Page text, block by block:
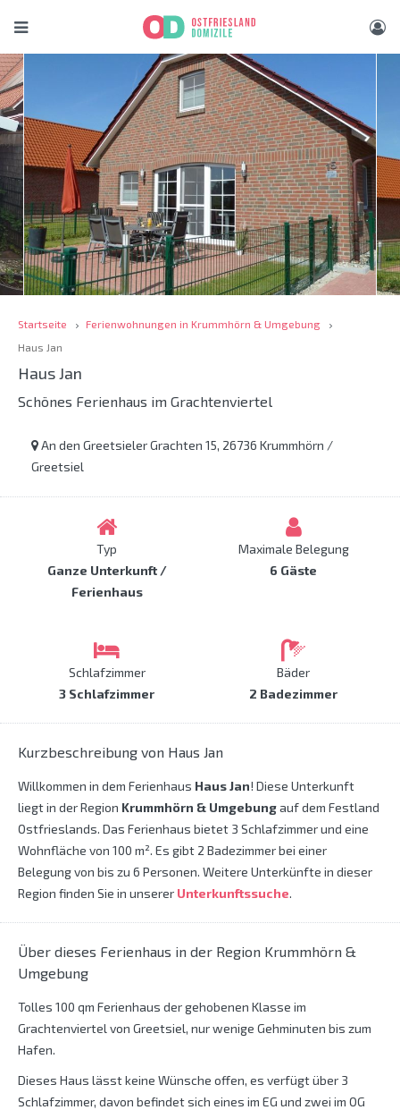
Startseite
Ferienwohnungen in Krummhörn & Umgebung
Haus Jan
Haus Jan
Schönes Ferienhaus im Grachtenviertel
An den Greetsieler Grachten 15, 26736 Krummhörn /
Greetsiel
Typ
Ganze Unterkunft /
Ferienhaus
Maximale Belegung
6 Gäste
Schlafzimmer
3 Schlafzimmer
Bäder
2 Badezimmer
Kurzbeschreibung von Haus Jan
Willkommen in dem Ferienhaus Haus Jan! Diese Unterkunft
liegt in der Region Krummhörn & Umgebungauf dem Festland
Ostfrieslands. Das Ferienhaus bietet 3 Schlafzimmer und eine
Wohnfläche von 100 m². Es gibt 2 Badezimmer bei einer
Belegung von bis zu 6 Personen. Weitere Unterkünfte in dieser
Region finden Sie in unserer Unterkunftssuche.
Über dieses Ferienhaus in der Region Krummhörn &
Umgebung
Tolles 100 qm Ferienhaus der gehobenen Klasse im
Grachtenviertel von Greetsiel, nur wenige Gehminuten bis zum
Hafen.
Dieses Haus lässt keine Wünsche offen, es verfügt über 3
Schlafzimmer, davon befindet sich eines im EG und zwei im OG